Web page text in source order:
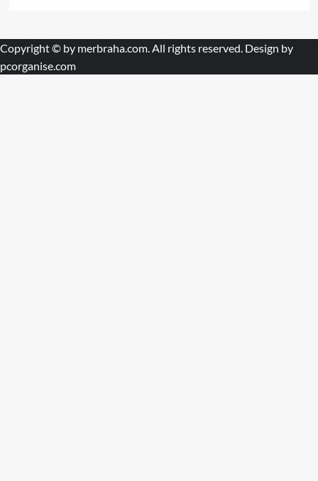
Copyright © by merbraha.com . All rights reserved. Design by
pcorganise.com